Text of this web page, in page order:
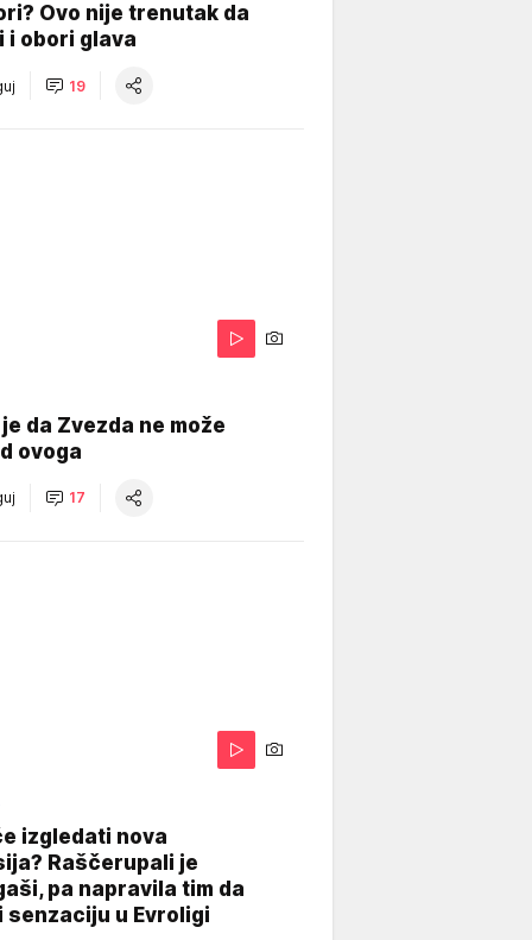
Ovo nije trenutak da
i obori glava
19
da Zvezda ne može
ovoga
17
izgledati nova
Raščerupali je
pa napravila tim da
senzaciju u Evroligi